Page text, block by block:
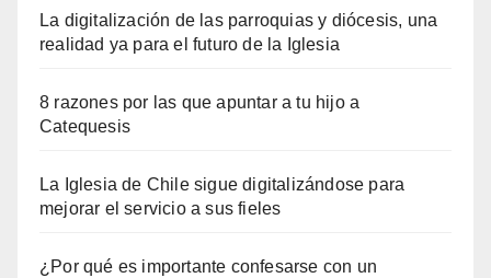
La digitalización de las parroquias y diócesis, una
realidad ya para el futuro de la Iglesia
8 razones por las que apuntar a tu hijo a
Catequesis
La Iglesia de Chile sigue digitalizándose para
mejorar el servicio a sus fieles
¿Por qué es importante confesarse con un